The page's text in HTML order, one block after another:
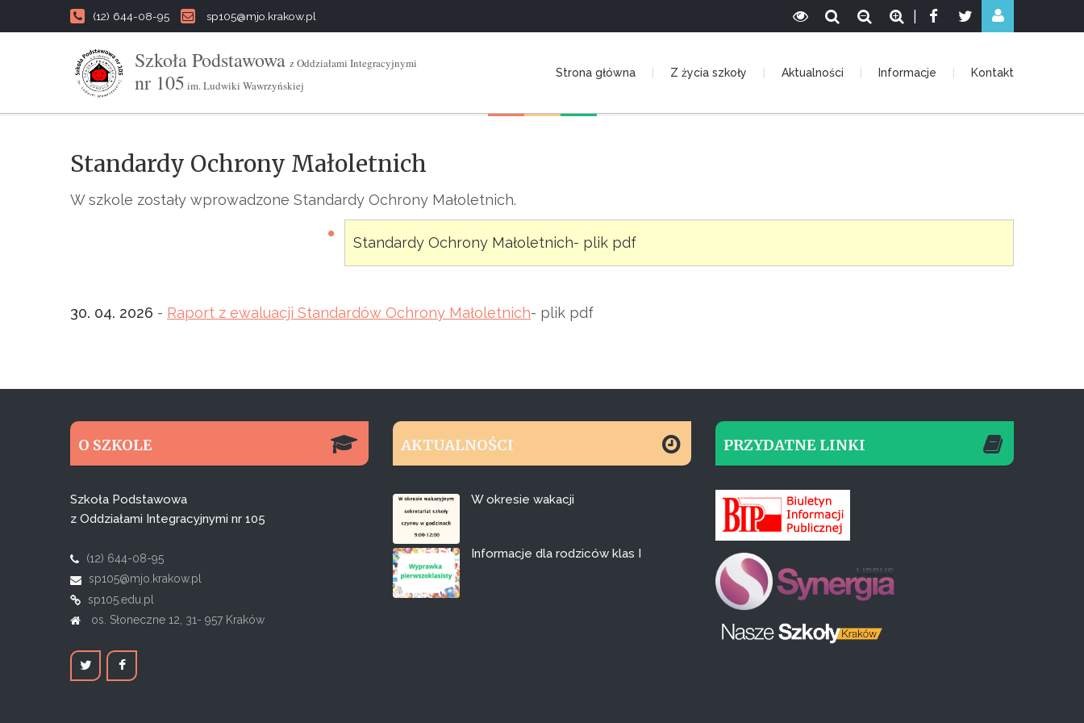
(12) 644-08-95 sp105@mjo.krakow.pl
Szkoła Podstawowa z Oddziałami Integracyjnymi
nr 105 im. Ludwiki Wawrzyńskiej
Strona główna Z życia szkoły Aktualności Informacje Kontakt
Standardy Ochrony Małoletnich
W szkole zostały wprowadzone Standardy Ochrony Małoletnich.
Standardy Ochrony Małoletnich- plik pdf
30. 04. 2026 - Raport z ewaluacji Standardów Ochrony Małoletnich- plik pdf
O SZKOLE
Szkoła Podstawowa
z Oddziałami Integracyjnymi nr 105
(12) 644-08-95
sp105@mjo.krakow.pl
sp105.edu.pl
os. Słoneczne 12, 31- 957 Kraków
AKTUALNOŚCI
W okresie wakacji
Informacje dla rodziców klas I
PRZYDATNE LINKI